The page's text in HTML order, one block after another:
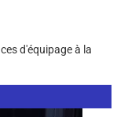
d'équipage à la